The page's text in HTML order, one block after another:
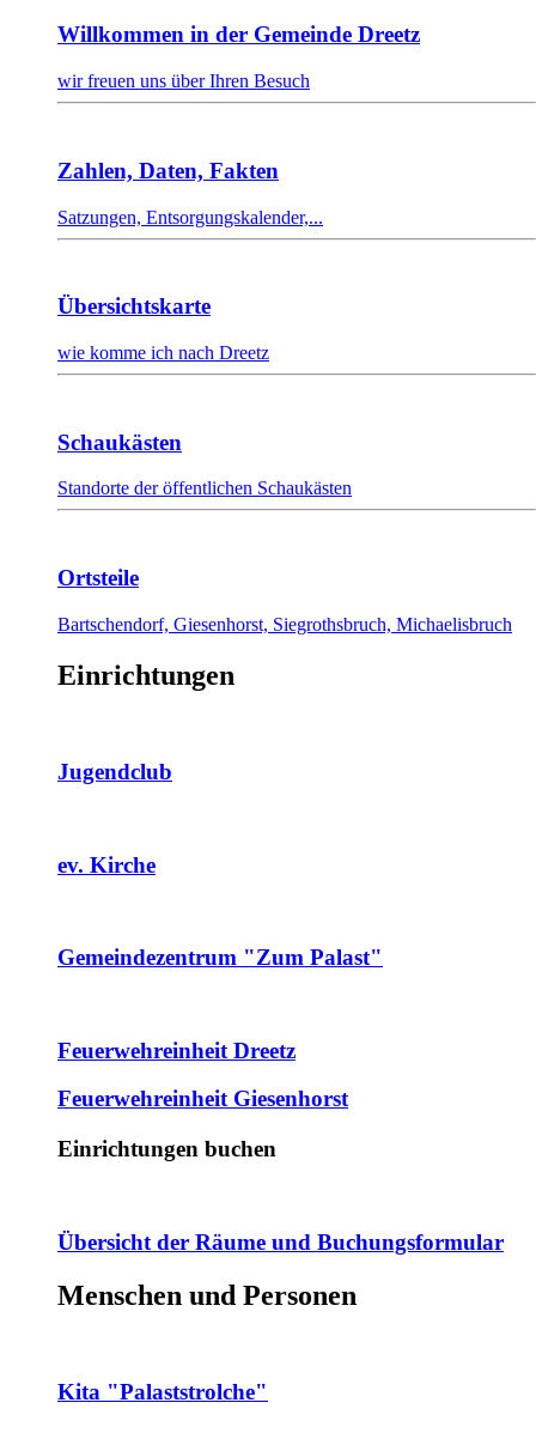
Willkommen in der Gemeinde Dreetz
wir freuen uns über Ihren Besuch
Zahlen, Daten, Fakten
Satzungen, Entsorgungskalender,...
Übersichtskarte
wie komme ich nach Dreetz
Schaukästen
Standorte der öffentlichen Schaukästen
Ortsteile
Bartschendorf, Giesenhorst, Siegrothsbruch, Michaelisbruch
Einrichtungen
Jugendclub
ev. Kirche
Gemeindezentrum "Zum Palast"
Feuerwehreinheit Dreetz
Feuerwehreinheit Giesenhorst
Einrichtungen buchen
Übersicht der Räume und Buchungsformular
Menschen und Personen
Kita "Palaststrolche"